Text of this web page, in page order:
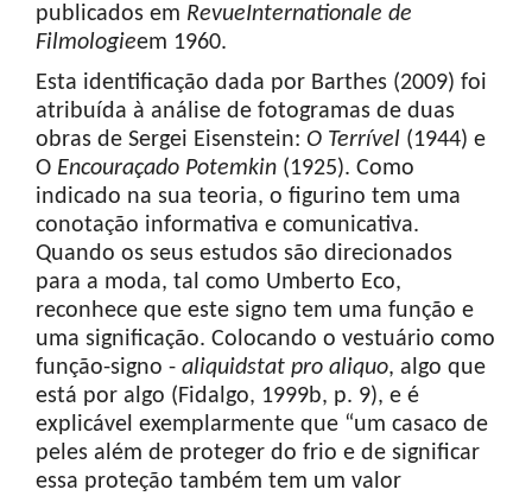
publicados em RevueInternationale de
Filmologieem 1960.
Esta identificação dada por Barthes (2009) foi
atribuída à análise de fotogramas de duas
obras de Sergei Eisenstein: O Terrível (1944) e
O Encouraçado Potemkin (1925). Como
indicado na sua teoria, o figurino tem uma
conotação informativa e comunicativa.
Quando os seus estudos são direcionados
para a moda, tal como Umberto Eco,
reconhece que este signo tem uma função e
uma significação. Colocando o vestuário como
função-signo - aliquidstat pro aliquo, algo que
está por algo (Fidalgo, 1999b, p. 9), e é
explicável exemplarmente que “um casaco de
peles além de proteger do frio e de significar
essa proteção também tem um valor